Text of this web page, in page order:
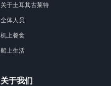
关于土耳其古莱特
全体人员
机上餐食
船上生活
关于我们